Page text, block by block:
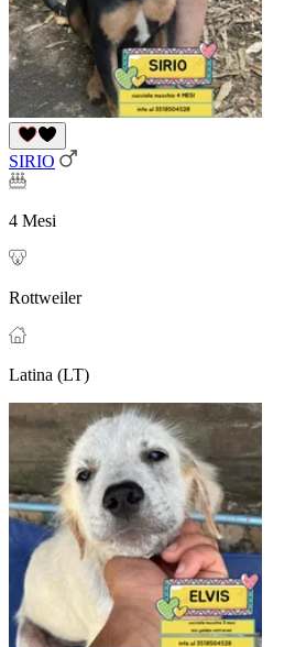
SIRIO
4 Mesi
Rottweiler
Latina (LT)